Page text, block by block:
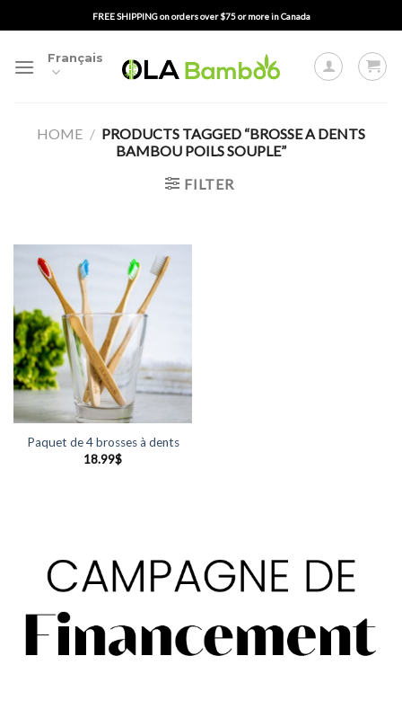
au
contenu
FREE SHIPPING on orders over $75 or more in Canada
Français
HOME / PRODUCTS TAGGED “BROSSE A DENTS
BAMBOU POILS SOUPLE”
FILTER
Paquet de 4 brosses à dents
18.99$